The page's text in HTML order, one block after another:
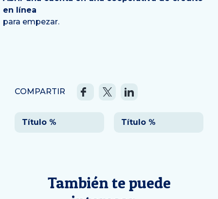
en línea
para empezar.
COMPARTIR
Navegación
de
Título % Título %
También te puede